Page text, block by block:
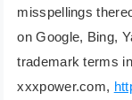
misspellings
on Google, Bing,
trademark terms
xxxpower.com,